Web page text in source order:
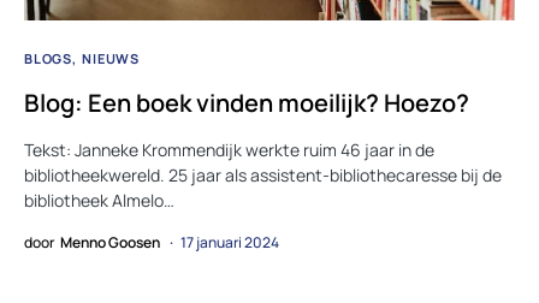
BLOGS NIEUWS
Blog: Een boek vinden moeilijk? Hoezo?
Tekst: Janneke Krommendijk werkte ruim 46 jaar in de
bibliotheekwereld. 25 jaar als assistent-bibliothecaresse bij de
bibliotheek Almelo…
door Menno Goosen 17 januari 2024